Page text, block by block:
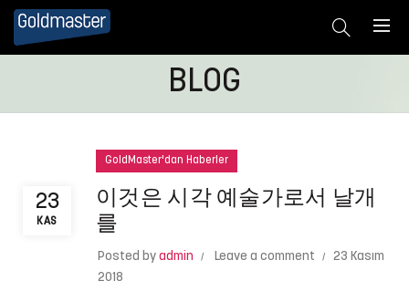
BLOG
23
KAS
GoldMaster'dan Haberler
이것은 시각 예술가로서 날개
를
Posted by admin Leave a comment
23 Kasım
2018